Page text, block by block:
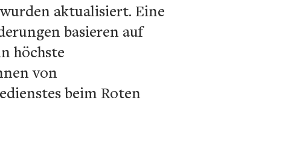
aktualisiert. Eine
basieren auf
höchste
von
beim Roten